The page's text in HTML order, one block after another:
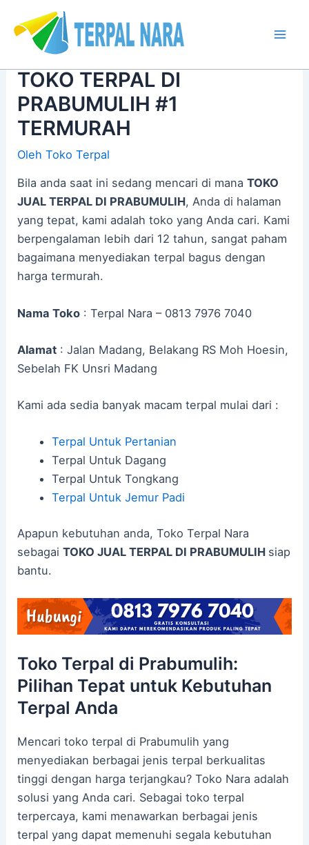
konten
TOKO TERPAL DI
PRABUMULIH #1
TERMURAH
OlehToko Terpal
Bila anda saat ini sedang mencari di manaTOKO
JUAL TERPAL DI PRABUMULIH, Anda di halaman
yang tepat, kami adalah toko yang Anda cari. Kami
berpengalaman lebih dari 12 tahun, sangat paham
bagaimana menyediakan terpal bagus dengan
harga termurah.
Nama Toko : Terpal Nara – 0813 7976 7040
Alamat : Jalan Madang, Belakang RS Moh Hoesin,
Sebelah FK Unsri Madang
Kami ada sedia banyak macam terpal mulai dari :
Terpal Untuk Pertanian
Terpal Untuk Dagang
Terpal Untuk Tongkang
Terpal Untuk Jemur Padi
Apapun kebutuhan anda, Toko Terpal Nara
sebagaiTOKO JUAL TERPAL DI PRABUMULIH siap
bantu.
Toko Terpal di Prabumulih:
Pilihan Tepat untuk Kebutuhan
Terpal Anda
Mencari toko terpal di Prabumulih yang
menyediakan berbagai jenis terpal berkualitas
tinggi dengan harga terjangkau? Toko Nara adalah
solusi yang Anda cari. Sebagai toko terpal
terpercaya, kami menawarkan berbagai jenis
terpal yang dapat memenuhi segala kebutuhan
navigation